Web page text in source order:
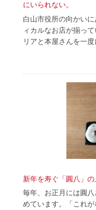
にいられない。
白山市役所の向かい
ィカルなお店が揃っ
リアと本屋さんを一度
新年を寿ぐ「圓八」
毎年、お正月には圓
めています。「これが